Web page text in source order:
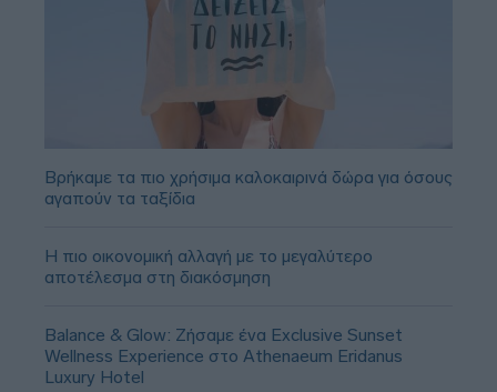
Βρήκαμε τα πιο χρήσιμα καλοκαιρινά δώρα για όσους
αγαπούν τα ταξίδια
Η πιο οικονομική αλλαγή με το μεγαλύτερο
αποτέλεσμα στη διακόσμηση
Balance & Glow: Ζήσαμε ένα Exclusive Sunset
Wellness Experience στο Athenaeum Eridanus
Luxury Hotel